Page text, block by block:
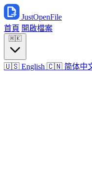
JustOpenFile
首頁 開啟檔案
🇭🇰
🇺🇸 English 🇨🇳 简体中